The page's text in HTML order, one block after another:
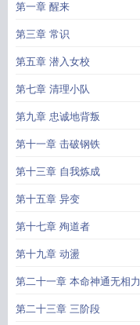
第一章 醒来
第三章 常识
第五章 潜入女校
第七章 清理小队
第九章 忠诚地背叛
第十一章 击破钢铁
第十三章 自我炼成
第十五章 异变
第十七章 殉道者
第十九章 动盪
第二十一章 本命神通无相力
第二十三章 三阶段